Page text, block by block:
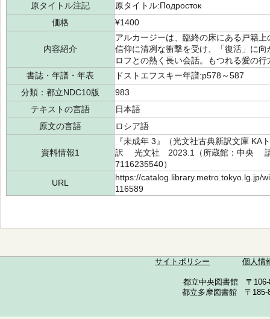
原タイトル注記
原タイトル:Подросток
価格
¥1400
内容紹介
アルカージーは、臨終の床にある戸籍
信仰に清冽な衝撃を受け、「復活」に
ロフとの熱く長い会話。もつれる愛の
書誌・年譜・年表
ドストエフスキー年譜:p578～587
分類：都立NDC10版
983
テキストの言語
日本語
原文の言語
ロシア語
資料情報1
『未成年 3』（光文社古典新訳文庫
訳 光文社 2023.1（所蔵館：中央 請
7116235540）
URL
https://catalog.library.metro.tokyo.lg.jp/
116589
サイトポリシー 個人情
都立中央図書館 〒
都立多摩図書館 〒185-